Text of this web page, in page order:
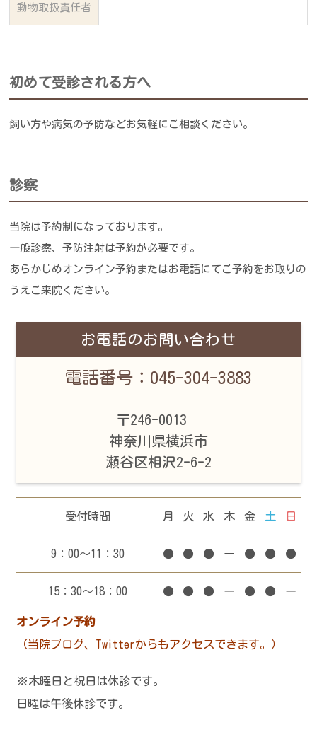
動物取扱責任者
初めて受診される方へ
飼い方や病気の予防などお気軽にご相談ください。
診察
当院は予約制になっております。
一般診察、予防注射は予約が必要です。
あらかじめオンライン予約またはお電話にてご予約をお取りの
うえご来院ください。
お電話のお問い合わせ
電話番号：045-304-3883
〒246-0013
神奈川県横浜市
瀬谷区相沢2-6-2
受付時間 月 火 水 木 金 土 日
9：00～11：30 ● ● ● ー ● ● ●
15：30～18：00 ● ● ● ー ● ● ー
オンライン予約
（当院ブログ、Twitterからもアクセスできます。）
※木曜日と祝日は休診です。
日曜は午後休診です。